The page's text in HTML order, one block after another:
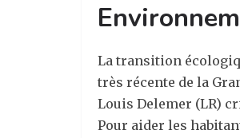
La transition
très récente de la
Louis Delemer (LR)
Pour aider les